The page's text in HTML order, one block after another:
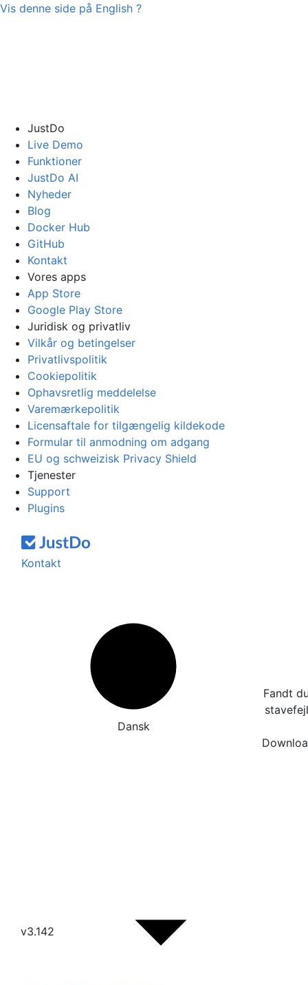
Vis denne side på English ?
JustDo
Live Demo
Funktioner
JustDo AI
Nyheder
Blog
Docker Hub
GitHub
Kontakt
Vores apps
App Store
Google Play Store
Juridisk og privatliv
Vilkår og betingelser
Privatlivspolitik
Cookiepolitik
Ophavsretlig meddelelse
Varemærkepolitik
Licensaftale for tilgængelig kildekode
Formular til anmodning om adgang
EU og schweizisk Privacy Shield
Tjenester
Support
Plugins
Kontakt
Dansk
Fandt
v3.142